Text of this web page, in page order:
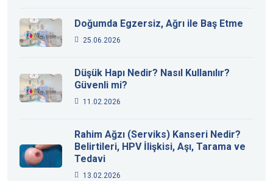
Doğumda Egzersiz, Ağrı ile Baş Etme
25.06.2026
Düşük Hapı Nedir? Nasıl Kullanılır?
Güvenli mi?
11.02.2026
Rahim Ağzı (Serviks) Kanseri Nedir?
Belirtileri, HPV İlişkisi, Aşı, Tarama ve
Tedavi
13.02.2026